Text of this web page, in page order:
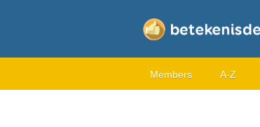
Members A-Z